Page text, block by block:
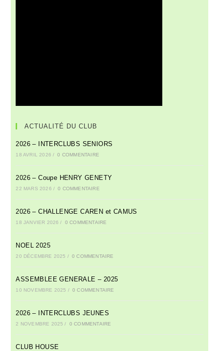
ACTUALITÉ DU CLUB
2026 – INTERCLUBS SENIORS
18 AVRIL 2026 / 0 COMMENTAIRE
2026 – Coupe HENRY GENETY
22 MARS 2026 / 0 COMMENTAIRE
2026 – CHALLENGE CAREN et CAMUS
18 JANVIER 2026 / 0 COMMENTAIRE
NOEL 2025
20 DÉCEMBRE 2025 / 0 COMMENTAIRE
ASSEMBLEE GENERALE – 2025
10 NOVEMBRE 2025 / 0 COMMENTAIRE
2026 – INTERCLUBS JEUNES
2 NOVEMBRE 2025 / 0 COMMENTAIRE
CLUB HOUSE